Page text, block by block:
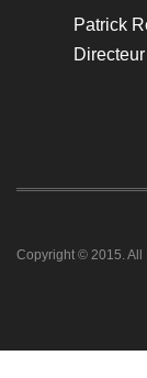
Patrick
Copyright © 2015. All